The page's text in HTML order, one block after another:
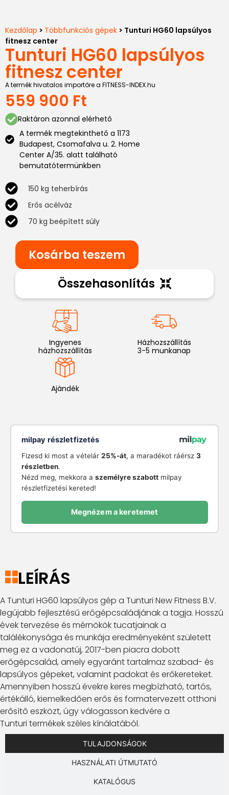
Kezdőlap > Többfunkciós gépek > Tunturi HG60 lapsúlyos
fitnesz center
Tunturi HG60 lapsúlyos
fitnesz center
A termék hivatalos importőre a FITNESS-INDEX.hu
559 900 Ft
Raktáron azonnal elérhető
A termék megtekinthető a 1173
Budapest, Csomafalva u. 2. Home
Center A/35. alatt található
bemutatótermünkben
150 kg teherbírás
Erős acélváz
70 kg beépített súly
Kosárba teszem
Összehasonlítás
Ingyenes
házhozszállítás
Házhozszállítás
3-5 munkanap
Ajándék
milpay részletfizetés
Fizesd ki most a vételár 25%-át, a maradékot ráérsz 3
részletben.
Nézd meg, mekkora a személyre szabottmilpay
részletfizetési kereted!
Megnézem a keretemet
LEÍRÁS
A Tunturi HG60 lapsúlyos gép a Tunturi New Fitness B.V.
legújabb fejlesztésű erőgépcsaládjának a tagja. Hosszú
évek tervezése és mérnökök tucatjainak a
találékonysága és munkája eredményeként született
meg ez a vadonatúj, 2017-ben piacra dobott
erőgépcsalád, amely egyaránt tartalmaz szabad- és
lapsúlyos gépeket, valamint padokat és erőkereteket.
Amennyiben hosszú évekre keres megbízható, tartós,
értékálló, kiemelkedően erős és formatervezett otthoni
erősítő eszközt, úgy válogasson kedvére a
Tunturi termékek széles kínálatából.
TULAJDONSÁGOK
HASZNÁLATI ÚTMUTATÓ
KATALÓGUS